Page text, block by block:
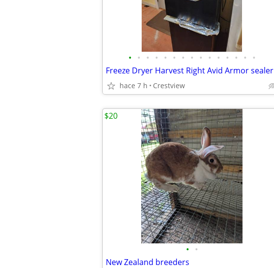
• • • • • • • • • • • • • • •
Freeze Dryer Harvest Right Avid Armor sealer
hace 7 h Crestview
• •
New Zealand breeders
$20